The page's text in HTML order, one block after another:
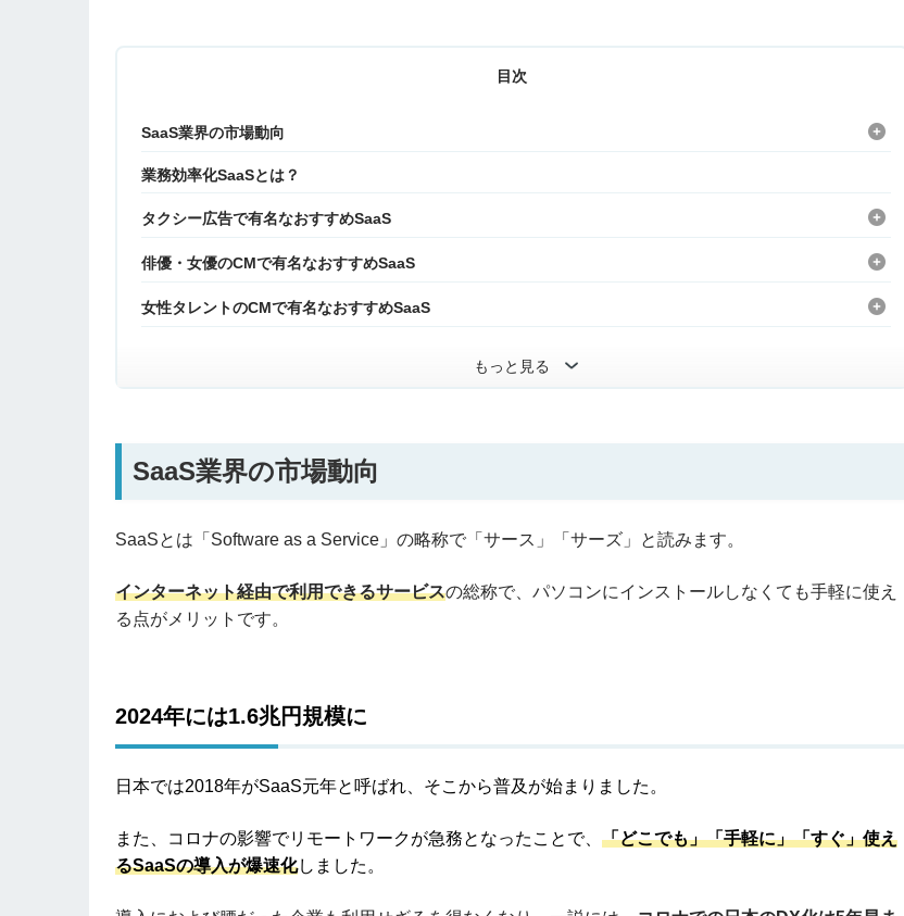
目次
SaaS業界の市場動向
業務効率化SaaSとは？
タクシー広告で有名なおすすめSaaS
俳優・女優のCMで有名なおすすめSaaS
女性タレントのCMで有名なおすすめSaaS
もっと見る
SaaS業界の市場動向
SaaSとは「Software as a Service」の略称で「サース」「サーズ」と読みます。
インターネット経由で利用できるサービスの総称で、パソコンにインストールしなくても手軽に使え
る点がメリットです。
2024年には1.6兆円規模に
日本では2018年がSaaS元年と呼ばれ、そこから普及が始まりました。
また、コロナの影響でリモートワークが急務となったことで、 「どこでも」「手軽に」「すぐ」使え
るSaaSの導入が爆速化しました。